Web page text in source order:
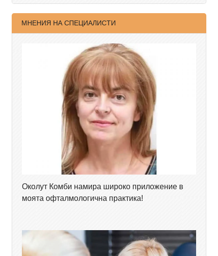
МНЕНИЯ НА СПЕЦИАЛИСТИ
Околут Комби намира широко приложение в
моята офталмологична практика!